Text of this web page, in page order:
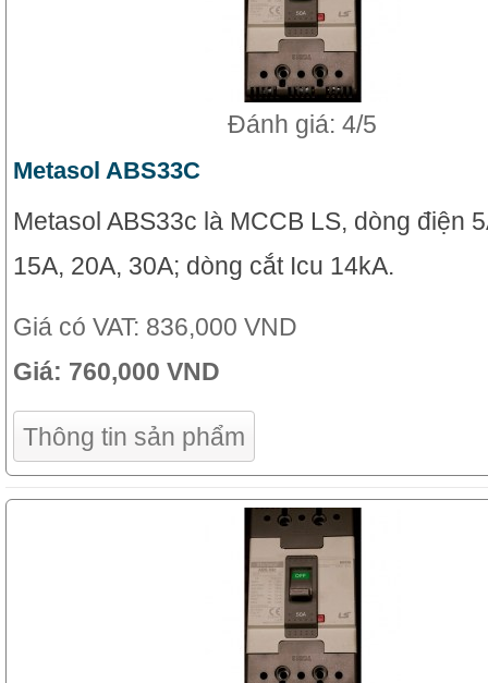
Đánh giá: 4/5
Metasol ABS33C
Metasol ABS33c là MCCB LS, dòng điện
15A, 20A, 30A; dòng cắt Icu 14kA.
Giá có VAT: 836,000 VND
Giá: 760,000 VND
Thông tin sản phẩm